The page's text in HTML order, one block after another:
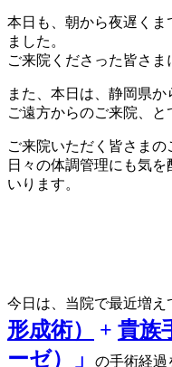
本日も、朝から夜遅くま
ました。
ご来院くださった皆さま
また、本日は、静岡県か
ご遠方からのご来院、と
ご来院いただく皆さまの
日々の体調管理にも気
いります。
今日は、当院で最近増え
形成術）
+ 貴族
ーゼ）
」 の手術経過